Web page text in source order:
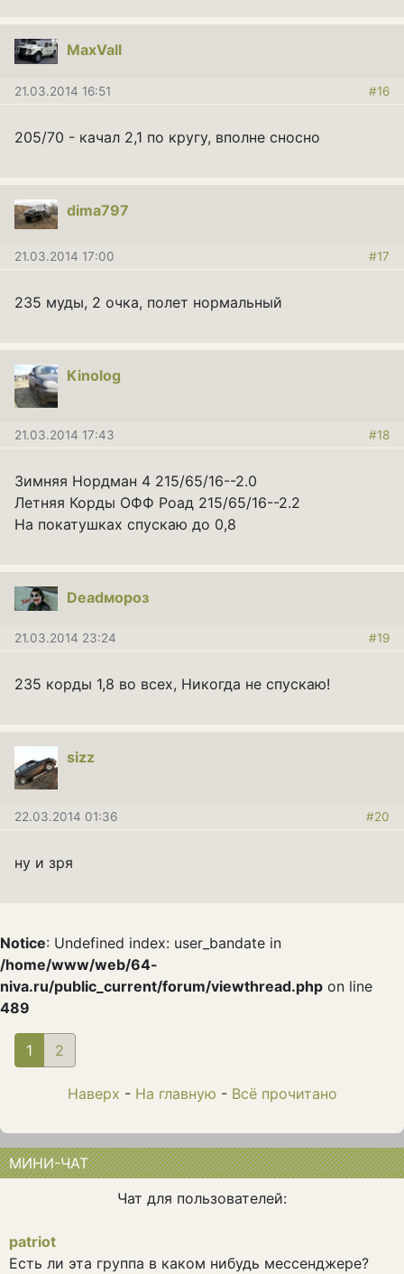
MaxVall
21.03.2014 16:51 #16
205/70 - качал 2,1 по кругу, вполне сносно
dima797
21.03.2014 17:00 #17
235 муды, 2 очка, полет нормальный
Kinolog
21.03.2014 17:43 #18
Зимняя Нордман 4 215/65/16--2.0
Летняя Корды ОФФ Роад 215/65/16--2.2
На покатушках спускаю до 0,8
Deadмороз
21.03.2014 23:24 #19
235 корды 1,8 во всех, Никогда не спускаю!
sizz
22.03.2014 01:36 #20
ну и зря
Notice: Undefined index: user_bandate in
/home/www/web/64-
niva.ru/public_current/forum/viewthread.php on line
489
1 (current)
2
Наверх - На главную - Всё прочитано
МИНИ-ЧАТ
Чат для пользователей:
patriot
Есть ли эта группа в каком нибудь мессенджере?